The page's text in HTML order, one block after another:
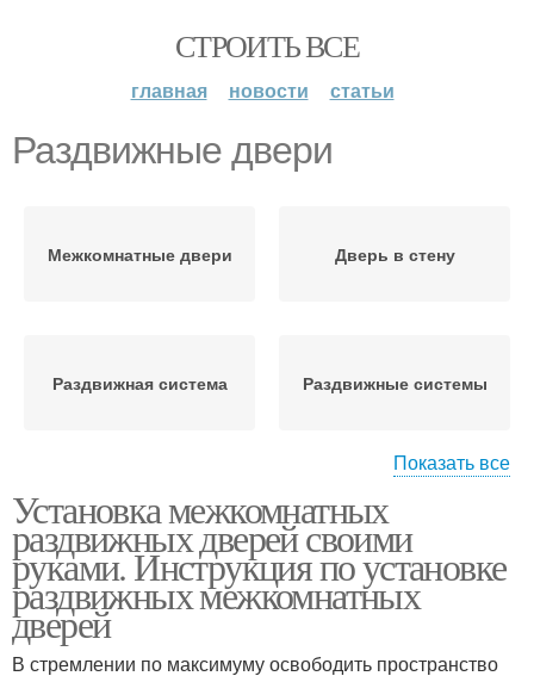
СТРОИТЬ ВСЕ
главная новости статьи
Раздвижные двери
Межкомнатные двери Дверь в стену
Раздвижная система Раздвижные системы
устройства
раздвижных дверей
Ролики для
раздвижных дверей
Показать все
Установка межкомнатных
раздвижных дверей своими
руками. Инструкция по установке
раздвижных межкомнатных
дверей
В стремлении по максимуму освободить пространство